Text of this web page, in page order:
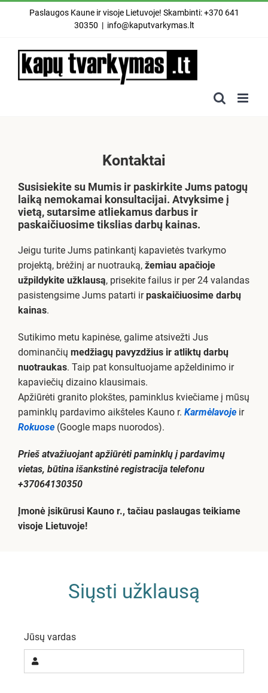
Paslaugos Kaune ir visoje Lietuvoje! Skambinti: +370 641
30350 | info@kaputvarkymas.lt
Kontaktai
Susisiekite su Mumis ir paskirkite Jums patogų
laiką nemokamai konsultacijai. Atvyksime į
vietą, sutarsime atliekamus darbus ir
paskaičiuosime tikslias darbų kainas.
Jeigu turite Jums patinkantį kapavietės tvarkymo
projektą, brėžinį ar nuotrauką, žemiau apačioje
užpildykite užklausą, prisekite failus ir per 24 valandas
pasistengsime Jums patarti irpaskaičiuosime darbų
kainas.
Sutikimo metu kapinėse, galime atsivežti Jus
dominančių medžiagų pavyzdžius ir atliktų darbų
nuotraukas. Taip pat konsultuojame apželdinimo ir
kapaviečių dizaino klausimais.
Apžiūrėti granito plokštes, paminklus kviečiame į mūsų
paminklų pardavimo aikšteles Kauno r. Karmėlavoje ir
Rokuose (Google maps nuorodos).
Prieš atvažiuojant apžiūrėti paminklų į pardavimų
vietas, būtina išankstinė registracija telefonu
+37064130350
Įmonė įsikūrusi Kauno r., tačiau paslaugas teikiame
visoje Lietuvoje!
Siųsti užklausą
Jūsų vardas